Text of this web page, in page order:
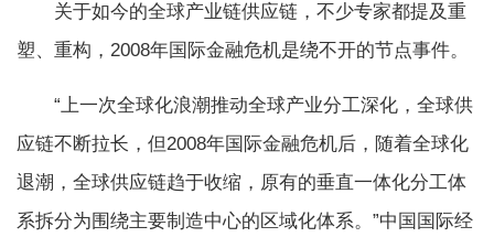
关于如今的全球产业链供应链，不少专家都提及重
塑、重构，2008年国际金融危机是绕不开的节点事件。
“上一次全球化浪潮推动全球产业分工深化，全球供
应链不断拉长，但2008年国际金融危机后，随着全球化
退潮，全球供应链趋于收缩，原有的垂直一体化分工体
系拆分为围绕主要制造中心的区域化体系。”中国国际经